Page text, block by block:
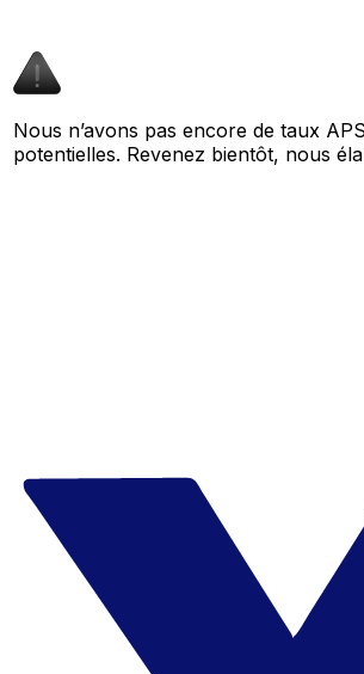
Nous n’avons pas encore de taux
potentielles. Revenez bientôt, nous